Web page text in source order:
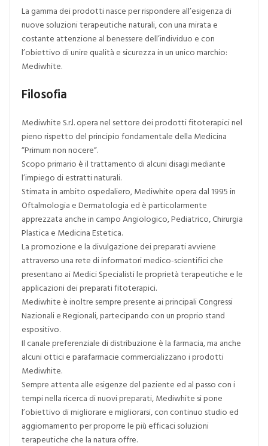
La gamma dei prodotti nasce per rispondere all’esigenza di
nuove soluzioni terapeutiche naturali, con una mirata e
costante attenzione al benessere dell’individuo e con
l’obiettivo di unire qualità e sicurezza in un unico marchio:
Mediwhite.
Filosofia
Mediwhite S.r.l. opera nel settore dei prodotti fitoterapici nel
pieno rispetto del principio fondamentale della Medicina
“Primum non nocere“.
Scopo primario è il trattamento di alcuni disagi mediante
l’impiego di estratti naturali.
Stimata in ambito ospedaliero, Mediwhite opera dal 1995 in
Oftalmologia e Dermatologia ed è particolarmente
apprezzata anche in campo Angiologico, Pediatrico, Chirurgia
Plastica e Medicina Estetica.
La promozione e la divulgazione dei preparati avviene
attraverso una rete di informatori medico-scientifici che
presentano ai Medici Specialisti le proprietà terapeutiche e le
applicazioni dei preparati fitoterapici.
Mediwhite è inoltre sempre presente ai principali Congressi
Nazionali e Regionali, partecipando con un proprio stand
espositivo.
Il canale preferenziale di distribuzione è la farmacia, ma anche
alcuni ottici e parafarmacie commercializzano i prodotti
Mediwhite.
Sempre attenta alle esigenze del paziente ed al passo con i
tempi nella ricerca di nuovi preparati, Mediwhite si pone
l’obiettivo di migliorare e migliorarsi, con continuo studio ed
aggiornamento per proporre le più efficaci soluzioni
terapeutiche che la natura offre.